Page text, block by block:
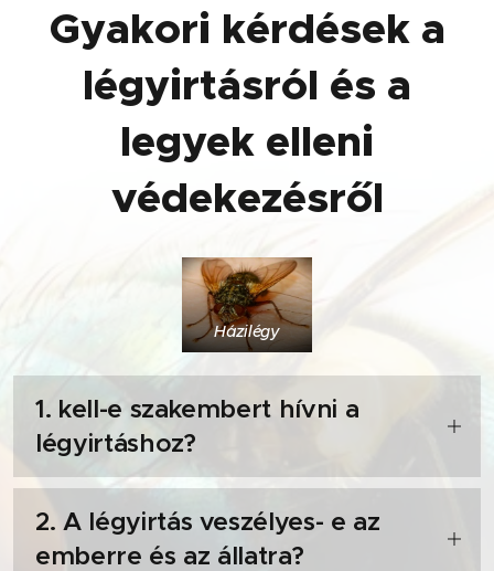
Gyakori kérdések a
légyirtásról és a
legyek elleni
védekezésről
Házilégy
1. kell-e szakembert hívni a
légyirtáshoz?
házi megoldások is hatékonyak lehetnek.
Komolyabb, tartós vagy visszatérő
2. A légyirtás veszélyes- e az
emberre és az állatra?